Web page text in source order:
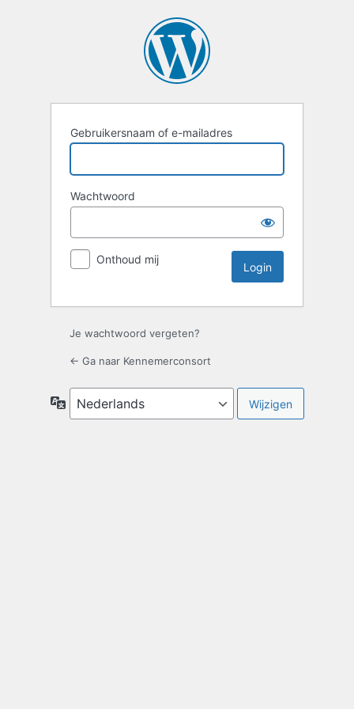
Gebruikersnaam of e-mailadres
Wachtwoord
Onthoud mij
Je wachtwoord vergeten?
← Ga naar Kennemerconsort
Taal